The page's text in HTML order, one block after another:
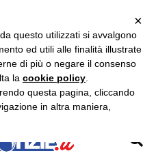
×
questo utilizzati si avvalgono
ed utili alle finalità illustrate
di più o negare il consenso
la cookie policy
questa pagina, cliccando
in altra maniera,